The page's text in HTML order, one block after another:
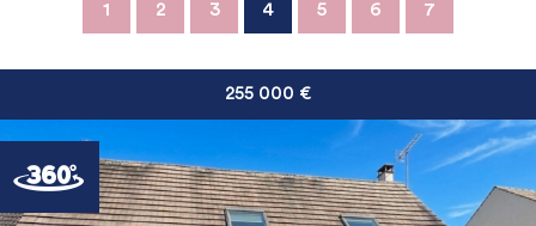
1 2 3 4 5 6 7
255 000 €